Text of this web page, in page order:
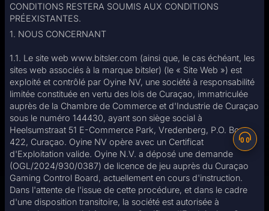
CONDITIONS RESTERA SOUMIS AUX CONDITIONS
PRÉEXISTANTES.
1. NOUS CONCERNANT
1.1. Le site web www.bitsler.com (ainsi que, le cas échéant, les
sites web associés à la marque bitsler) (le « Site Web ») est
exploité et contrôlé par Oyine NV, une société à responsabilité
limitée constituée en vertu des lois de Curaçao, immatriculée
auprès de la Chambre de Commerce et d'Industrie de Curaçao
sous le numéro 144430, ayant son siège social à
Heelsumstraat 51 E-Commerce Park, Vredenberg, P.O. Box
422, Curaçao. Oyine NV opère avec un Certificat
d'Exploitation valide. Oyine N.V. a déposé une demande
(OGL/2024/930/0387) de licence de jeu auprès du Curaçao
Gaming Control Board, actuellement en cours d'instruction.
Dans l'attente de l'issue de cette procédure, et dans le cadre
d'une disposition transitoire, la société est autorisée à
Gros gains
Alexiss18
873.60
stanicdoby
2250.00
chdipakkumar
1332.76
Boulter93
8.85
junai05
582.30
Chargement en
cours.
Chargement en
cours.
Menu Recherche Paris